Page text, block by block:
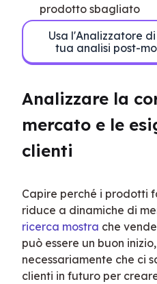
prodotto sbagliato
Usa l'Analizzatore
tua analisi post-
Analizzare la
mercato e le
clienti
Capire perché i prodotti
riduce a dinamiche di
ricerca mostra che
può essere un buon
necessariamente che ci
clienti in futuro per